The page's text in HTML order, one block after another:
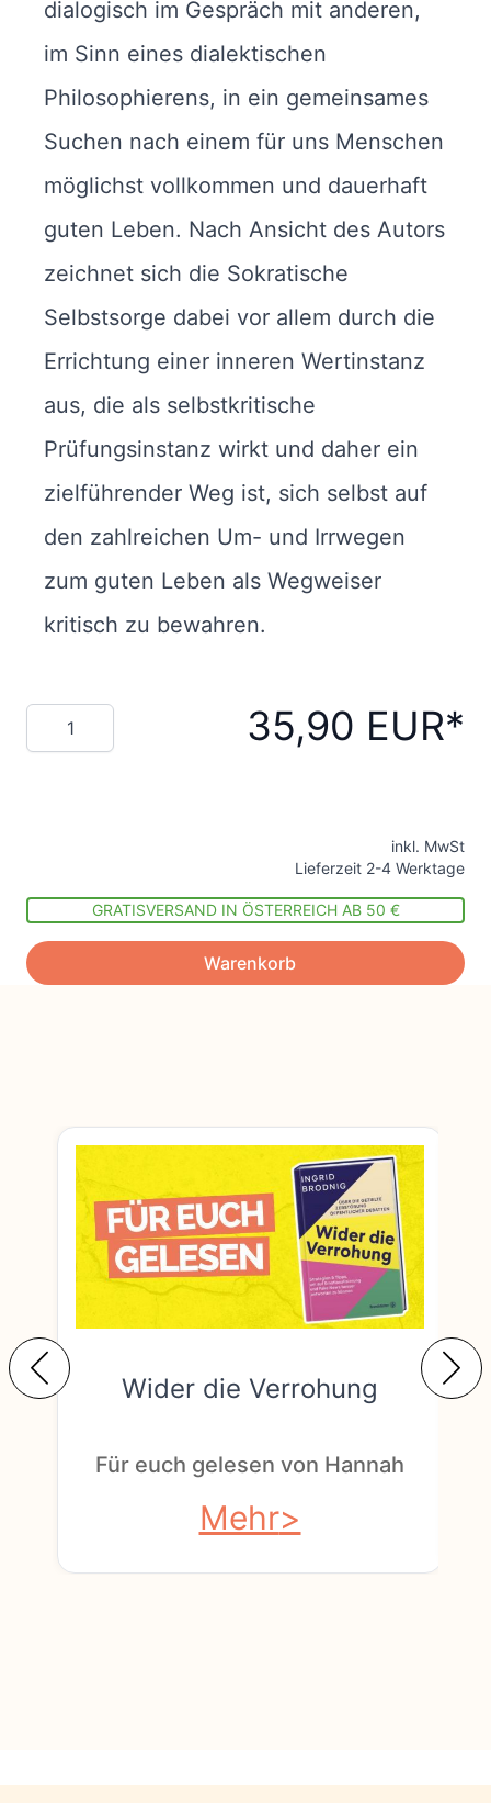
dialogisch im Gespräch mit anderen,
im Sinn eines dialektischen
Philosophierens, in ein gemeinsames
Suchen nach einem für uns Menschen
möglichst vollkommen und dauerhaft
guten Leben. Nach Ansicht des Autors
zeichnet sich die Sokratische
Selbstsorge dabei vor allem durch die
Errichtung einer inneren Wertinstanz
aus, die als selbstkritische
Prüfungsinstanz wirkt und daher ein
zielführender Weg ist, sich selbst auf
den zahlreichen Um- und Irrwegen
zum guten Leben als Wegweiser
kritisch zu bewahren.
Menge 35,90 EUR
inkl. MwSt
Lieferzeit 2-4 Werktage
GRATISVERSAND IN ÖSTERREICH AB 50 €
Warenkorb
Wider die Verrohung
Für euch gelesen von Hannah
Mehr